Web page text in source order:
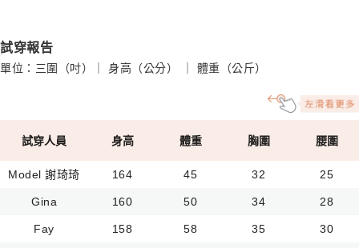
試穿報告
單位：三圍（吋）｜ 身高（公分） ｜ 體重（公斤）
試穿人員 身高 體重 胸圍 腰圍
Model 謝琦琦 164 45 32 25
Gina 160 50 34 28
Fay 158 58 35 30